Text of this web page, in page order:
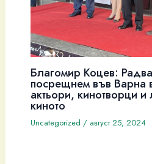
Благомир Коцев:
посрещнем във Варна
актьори, кинотворци
киното
Uncategorized / август 25, 2024